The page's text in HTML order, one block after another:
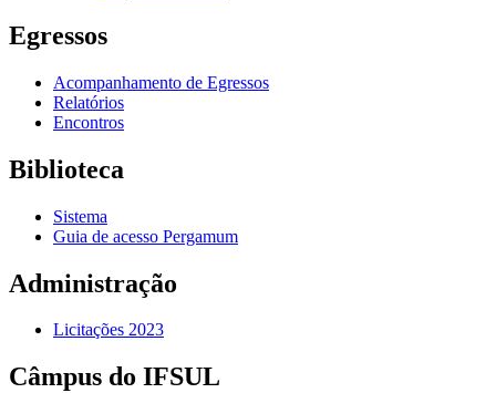
Egressos
Acompanhamento de Egressos
Relatórios
Encontros
Biblioteca
Sistema
Guia de acesso Pergamum
Administração
Licitações 2023
Câmpus do IFSUL